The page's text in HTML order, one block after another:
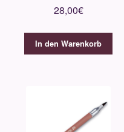
28,00€
In den Warenkorb